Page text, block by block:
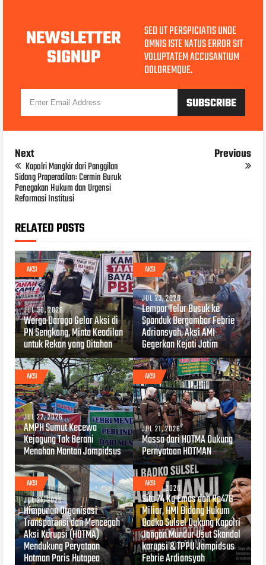
NEWSLETTER
SIGNUP
SED UT PERSPICIATIS UNDE
OMNIS ISTE NATUS ERROR SIT
VOLUPTATEM ACCUSANTIUM
DOLOREMQUE.
Next
Kapolri Mangkir dari Panggilan
Sidang Praperadilan: Cermin Buruk
Penegakan Hukum dan Urgensi
Reformasi Institusi
Previous
RELATED POSTS
AKSI
JUL 30, 2026
Warga Daraga Gelar Aksi di
PN Sengkang, Minta Keadilan
untuk Rekan yang Ditahan
AKSI
JUL 23, 2026
Lempar Telur Busuk ke
Spanduk Bergambar Febrie
Adriansyah, Aksi AMI
Gegerkan Kejati Jatim
AKSI
JUL 22, 2026
AMPH Sumut Kecewa
Kejagung Tak Berani
Menahan Mantan Jampidsus
AKSI
JUL 21, 2026
Massa dari HOTMA Dukung
Pernyataan HOTMAN
AKSI
JUL 21, 2026
Himpunan Organisasi
Transparansi dan Mencegah
Aksi Korupsi (HOTMA)
Mendukung Peryataan
Hotman Paris Hutapea
AKSI
JUL 10, 2026
Sita 74 Kg Emas dan Rp476
Miliar, HMI Bidang Hukum
Badko Sulsel Dukung Kapolri
Jangan Mundur Usut Skandal
korupsi & TPPU Jampidsus
Febrie Ardiansyah